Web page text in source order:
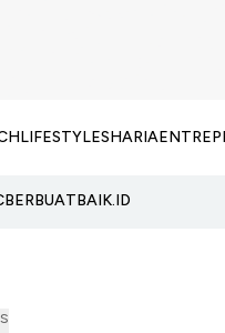
LIFESTYLESHARIA
BERBUATBAIK.ID